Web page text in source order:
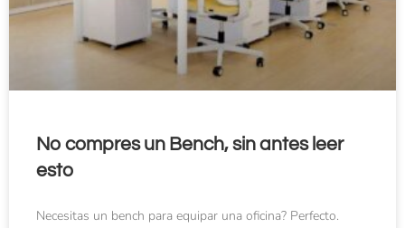
No compres un Bench, sin antes leer
esto
Necesitas un bench para equipar una oficina? Perfecto.